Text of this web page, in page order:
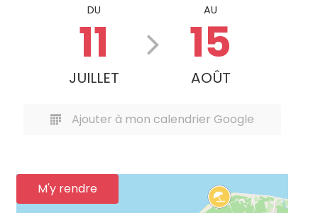
DU
11
JUILLET
AU
15
AOÛT
Ajouter à mon calendrier Google
M'y rendre